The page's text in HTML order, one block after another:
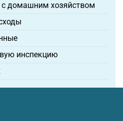
с домашним хозяйством
инспекцию